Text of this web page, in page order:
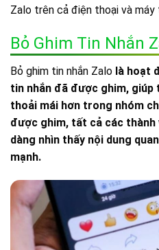
Zalo trên cả điện thoại và
Bỏ Ghim Tin Nhắn
Bỏ ghim tin nhắn Zalo là hoạt
tin nhắn đã được ghim, giúp
thoải mái hơn trong nhóm
được ghim, tất cả các thành
dàng nhìn thấy nội dung
mạnh.